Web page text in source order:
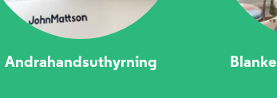
Andrahandsuthyrning